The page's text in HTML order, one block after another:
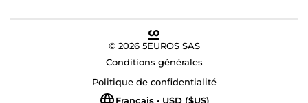
© 2026 5EUROS SAS
Conditions générales
Politique de confidentialité
Français • USD ($US)